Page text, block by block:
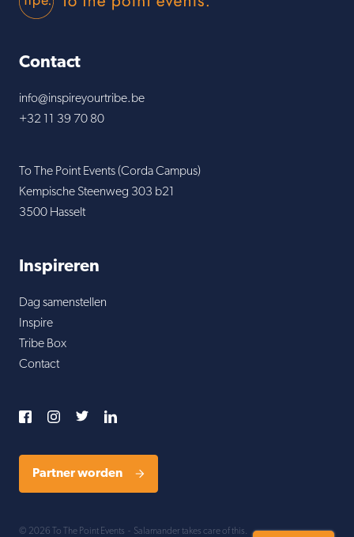
Contact
info@inspireyourtribe.be
+32 11 39 70 80
To The Point Events (Corda Campus)
Kempische Steenweg 303 b21
3500 Hasselt
Inspireren
Dag samenstellen
Inspire
Tribe Box
Contact
Partner worden
© 2026 To The Point Events - Salamander takes care of this.